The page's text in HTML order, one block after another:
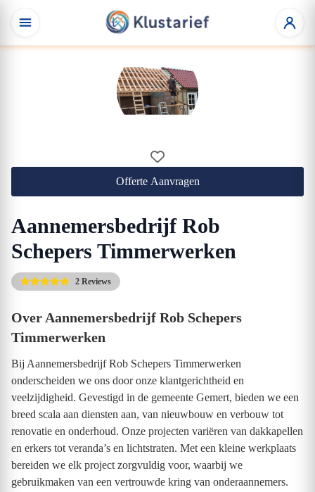
Offerte Aanvragen
Aannemersbedrijf Rob
Schepers Timmerwerken
2 Reviews
Over Aannemersbedrijf Rob Schepers
Timmerwerken
Bij Aannemersbedrijf Rob Schepers Timmerwerken
onderscheiden we ons door onze klantgerichtheid en
veelzijdigheid. Gevestigd in de gemeente Gemert, bieden we een
breed scala aan diensten aan, van nieuwbouw en verbouw tot
renovatie en onderhoud. Onze projecten variëren van dakkapellen
en erkers tot veranda’s en lichtstraten. Met een kleine werkplaats
bereiden we elk project zorgvuldig voor, waarbij we
gebruikmaken van een vertrouwde kring van onderaannemers.